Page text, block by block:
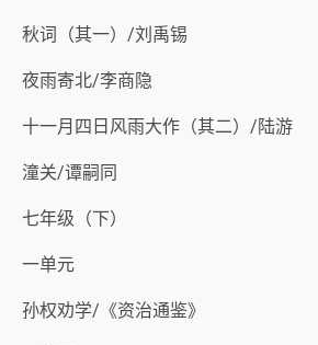
秋词（其一）/刘禹锡
夜雨寄北/李商隐
十一月四日风雨大作（其二）/陆游
潼关/谭嗣同
七年级（下）
一单元
孙权劝学/《资治通鉴》